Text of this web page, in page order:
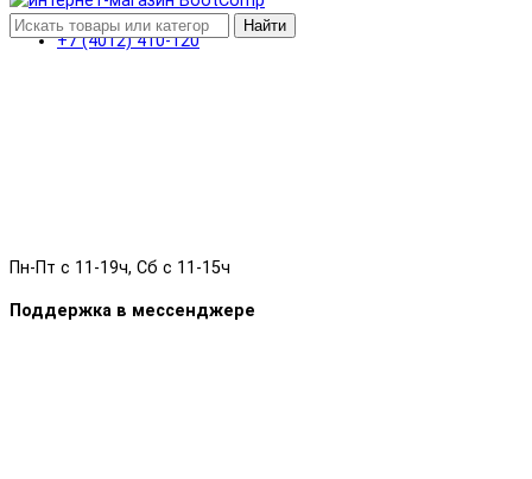
+7 (4012) 410-120
Пн-Пт с 11-19ч, Сб с 11-15ч
Поддержка в мессенджере
Найти